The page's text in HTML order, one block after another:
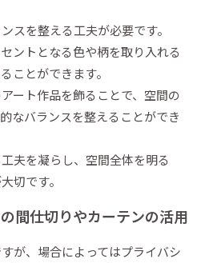
スを整える工夫が必要です。
ントとなる色や柄を取り入れる
ことができます。
ート作品を飾ることで、空間の
なバランスを整えることができ
夫を凝らし、空間全体を明る
切です。
間仕切りやカーテンの活用
が、場合によってはプライバシ